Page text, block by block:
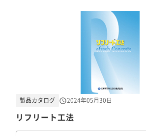
リフリート工法
製品カタログ 2024年05月30日